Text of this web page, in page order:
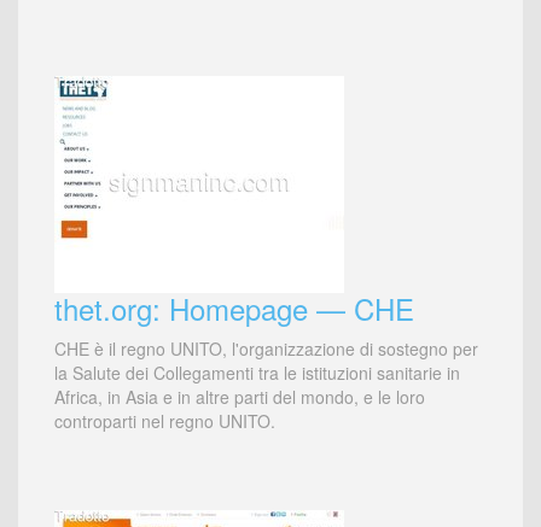
thet.org: Homepage — CHE
CHE è il regno UNITO, l'organizzazione di sostegno per
la Salute dei Collegamenti tra le istituzioni sanitarie in
Africa, in Asia e in altre parti del mondo, e le loro
controparti nel regno UNITO.